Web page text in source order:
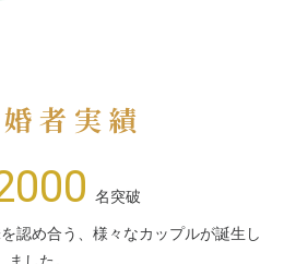
者実績
名突破
認め合う、様々なカップルが誕生し